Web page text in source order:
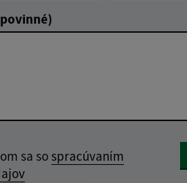
sa sospracúvaním